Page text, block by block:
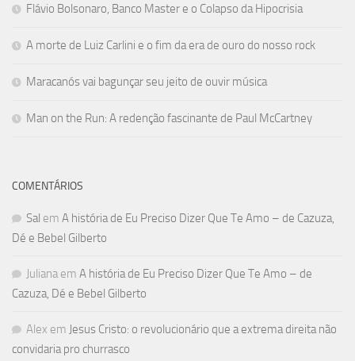
Flávio Bolsonaro, Banco Master e o Colapso da Hipocrisia
A morte de Luiz Carlini e o fim da era de ouro do nosso rock
Maracanós vai bagunçar seu jeito de ouvir música
Man on the Run: A redenção fascinante de Paul McCartney
COMENTÁRIOS
Sal em A história de Eu Preciso Dizer Que Te Amo – de Cazuza,
Dé e Bebel Gilberto
Juliana em A história de Eu Preciso Dizer Que Te Amo – de
Cazuza, Dé e Bebel Gilberto
Alex em Jesus Cristo: o revolucionário que a extrema direita não
convidaria pro churrasco